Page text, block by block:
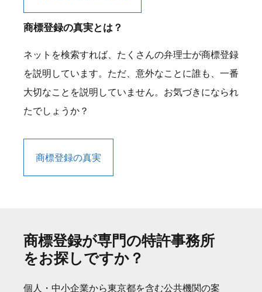
商標登録の真実とは？
ネットを検索すれば、たくさんの弁理士が商標登録
を説明しています。ただ、意外なことに誰も、一番
大切なことを説明していません。お気づきになられ
たでしょうか？
商標登録の真実
商標登録が専門の特許事務所
をお探しですか？
個人・中小企業から東京都を含む公共機関の案